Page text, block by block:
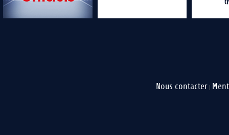
Nous contacter |